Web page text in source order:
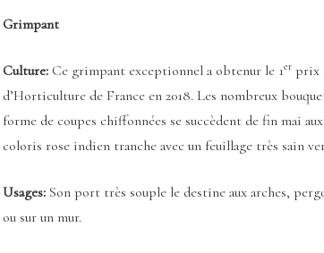
Grimpant
Culture: Ce grimpant exceptionnel a obtenur le 1erprix
d’Horticulture de France en 2018. Les nombreux
forme de coupes chiffonnées se succèdent de fin mai
coloris rose indien tranche avec un feuillage très sain
Usages:Son port très souple le destine aux arches,
ou sur un mur.